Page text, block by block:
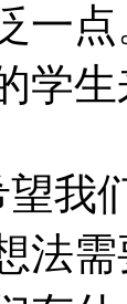
一
学
望我
法